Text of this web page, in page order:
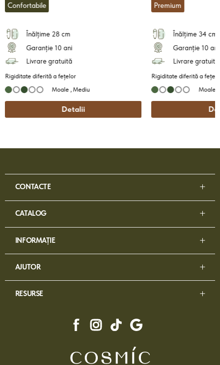
Confortabile
Înălțime 28 cm
Garanție 10 ani
Livrare gratuită
Rigiditate diferită a fețelor
Moale , Mediu
Detalii
Premium
Înălțime 34 cm
Garanție 10 ani
Livrare gratuită
Rigiditate diferită a
Moale ,
CONTACTE
CATALOG
INFORMAȚIE
AJUTOR
RESURSE